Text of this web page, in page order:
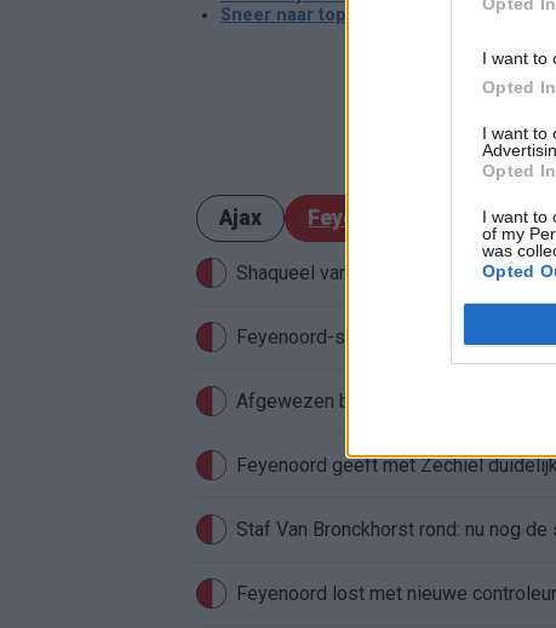
I want to
Opted In
I want to
Opted In
I want to
of my
was
Opted
Sneer naar top3: "Juist bij AZ moet je
Ajax Feyenoord PSV
Shaqueel van Persie meldt zich
Feyenoord-supporters raken direct
Feyenoord geeft met Zechiël
Staf Van Bronckhorst rond: nu nog
Feyenoord lost met nieuwe